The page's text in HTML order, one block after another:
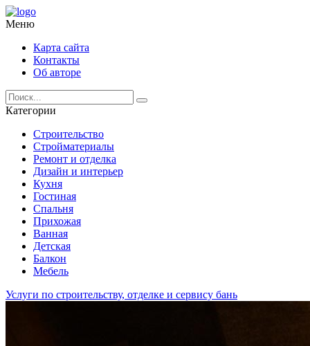
Меню
Карта сайта
Контакты
Об авторе
Категории
Строительство
Стройматериалы
Ремонт и отделка
Дизайн и интерьер
Кухня
Гостиная
Спальня
Прихожая
Ванная
Детская
Балкон
Мебель
Услуги по строительству, отделке и сервису бань